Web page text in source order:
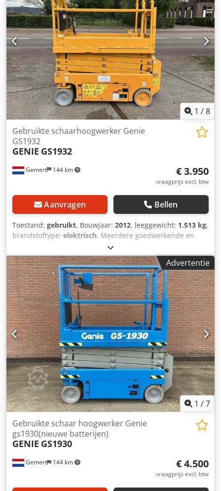
1 /8
Gemert 144 km
Gebruikte schaarhoogwerker Genie
GS1932
GENIE GS1932
€ 3.950
vraagprijs excl. btw
Aanvragen Bellen
Toestand: gebruikt, Bouwjaar: 2012, leeggewicht: 1.513 kg,
brandstoftype: elektrisch, Meerdere goedwerkende en
direct inzetbare schaar hoogwerker te koop Gewicht: 1513
kilo. afmetingen: 1,65 x 0.82 meter. Platform uitschuifbaar:
90 cm. Aandrijving: elektrisch. Hefvermogen: 227kg. Prijs
per stuk: € 3.950,-. ex BTW Meerdere op voorraad!
Dodpezczxrefx Ab Dowa
Advertentie
1 /7
Gemert 144 km
Gebruikte schaar hoogwerker Genie
gs1930(nieuwe batterijen)
GENIE GS1930
€ 4.500
vraagprijs excl. btw